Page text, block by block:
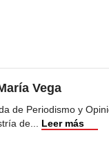
Vega
de Periodismo y
de... Leer más